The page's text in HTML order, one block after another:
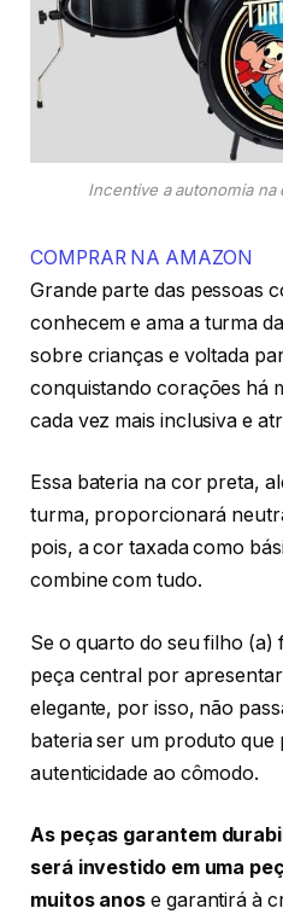
Incentive a autonomia na
COMPRAR NA AMAZON
Grande parte das pessoas
conhecem e ama a turma
sobre crianças e voltada
conquistando corações há
cada vez mais inclusiva e
Essa bateria na cor preta,
turma, proporcionará
pois, a cor taxada como
combine com tudo.
Se o quarto do seu filho
peça central por
elegante, por isso, não
bateria ser um produto
autenticidade ao cômodo.
As peças garantem
será investido em uma
muitos anos e garantirá à